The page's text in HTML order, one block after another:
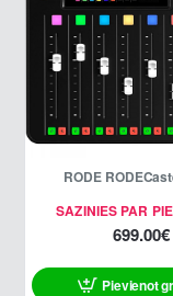
SAZINIES PAR
RODE
699.00€
Pievienot